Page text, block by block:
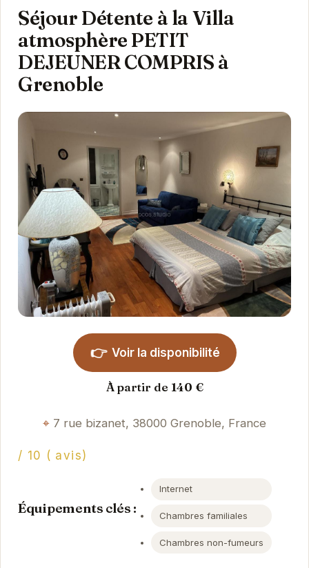
Séjour Détente à la Villa
atmosphère PETIT
DEJEUNER COMPRIS à
Grenoble
👉 Voir la disponibilité
À partir de 140 €
7 rue bizanet, 38000 Grenoble, France
/ 10 ( avis)
Équipements clés :
Internet
Chambres familiales
Chambres non-fumeurs